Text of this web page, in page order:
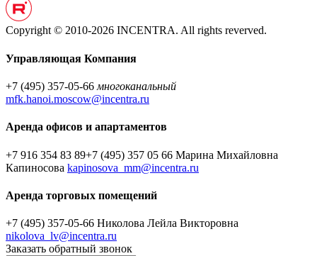
Copyright © 2010-2026 INCENTRA. All rights reverved.
Управляющая Компания
+7 (495) 357-05-66 многоканальный
mfk.hanoi.moscow@incentra.ru
Аренда офисов и апартаментов
+7 916 354 83 89+7 (495) 357 05 66 Марина Михайловна
Капиносова kapinosova_mm@incentra.ru
Аренда торговых помещений
+7 (495) 357-05-66 Николова Лейла Викторовна
nikolova_lv@incentra.ru
Заказать обратный звонок